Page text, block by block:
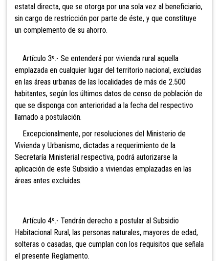
estatal directa, que se otorga por una sola vez al beneficiario,
sin cargo de restricción por parte de éste, y que constituye
un complemento de su ahorro.
Artículo 3º.- Se entenderá por vivienda rural aquella
emplazada en cualquier lugar del territorio nacional, excluidas
en las áreas urbanas de las localidades de más de 2.500
habitantes, según los últimos datos de censo de población de
que se disponga con anterioridad a la fecha del respectivo
llamado a postulación.
Excepcionalmente, por resoluciones del Ministerio de
Vivienda y Urbanismo, dictadas a requerimiento de la
Secretaría Ministerial respectiva, podrá autorizarse la
aplicación de este Subsidio a viviendas emplazadas en las
áreas antes excluidas.
Artículo 4º.- Tendrán derecho a postular al Subsidio
Habitacional Rural, las personas naturales, mayores de edad,
solteras o casadas, que cumplan con los requisitos que señala
el presente Reglamento.